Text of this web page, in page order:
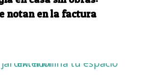
notan en la factura